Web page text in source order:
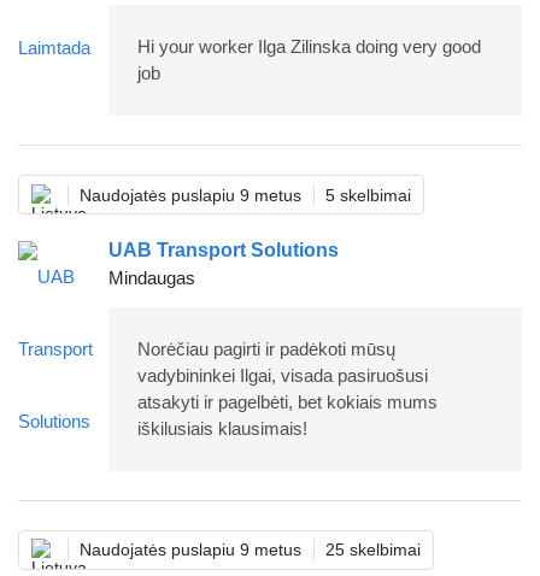
Hi your worker Ilga Zilinska doing very good
job
Naudojatės puslapiu 9 metus 5 skelbimai
UAB Transport Solutions
Mindaugas
Norėčiau pagirti ir padėkoti mūsų
vadybininkei Ilgai, visada pasiruošusi
atsakyti ir pagelbėti, bet kokiais mums
iškilusiais klausimais!
Naudojatės puslapiu 9 metus 25 skelbimai